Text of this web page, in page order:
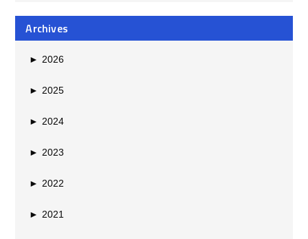
Archives
► 2026
► 2025
► 2024
► 2023
► 2022
► 2021